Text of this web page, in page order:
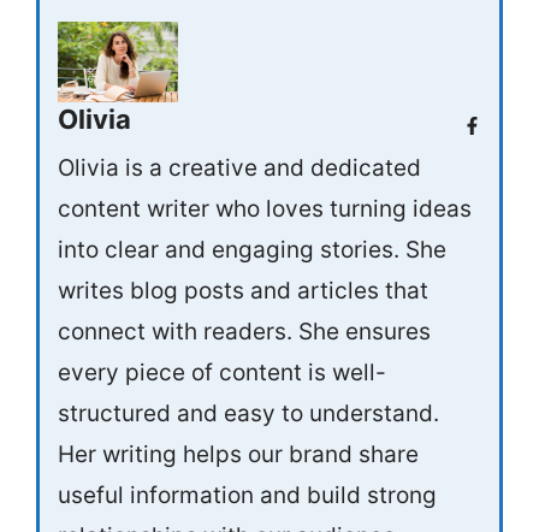
Olivia
Olivia is a creative and dedicated
content writer who loves turning ideas
into clear and engaging stories. She
writes blog posts and articles that
connect with readers. She ensures
every piece of content is well-
structured and easy to understand.
Her writing helps our brand share
useful information and build strong